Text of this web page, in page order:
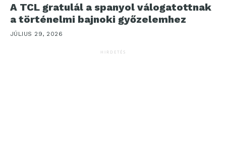
A TCL gratulál a spanyol válogatottnak
a történelmi bajnoki győzelemhez
JÚLIUS 29, 2026
HIRDETÉS